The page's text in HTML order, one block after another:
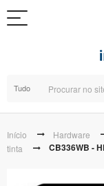
Tudo
Início Hardware
tinta
CB336WB -